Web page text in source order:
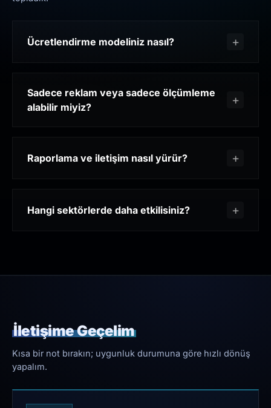
Ücretlendirme modeliniz nasıl?
Sadece reklam veya sadece ölçümleme
alabilir miyiz?
Raporlama ve iletişim nasıl yürür?
Hangi sektörlerde daha etkilisiniz?
İletişime Geçelim
Kısa bir not bırakın; uygunluk durumuna göre hızlı dönüş
yapalım.